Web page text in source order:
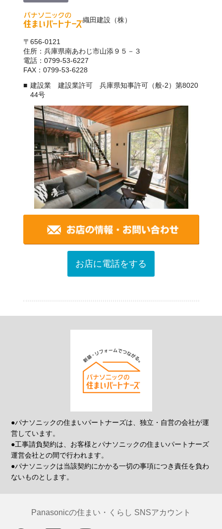
織田建設（株）
〒656-0121
住所：兵庫県南あわじ市山添９５－３
電話：0799-53-6227
FAX：0799-53-6228
建設業 建設業許可 兵庫県知事許可（般-2）第8020
44号
お店に電話をする
●パナソニックの住まいパートナーズは、独立・自営の会社が運
営しています。
●工事請負契約は、お客様とパナソニックの住まいパートナーズ
運営会社との間で行われます。
●パナソニックは当該契約にかかる一切の事項につき責任を負わ
ないものとします。
Panasonicの住まい・くらし SNSアカウント